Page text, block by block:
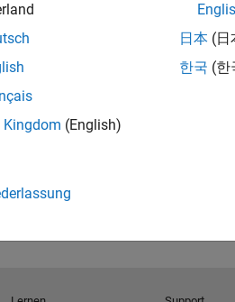
Kingdom (English)
日本 (日
한국 (한